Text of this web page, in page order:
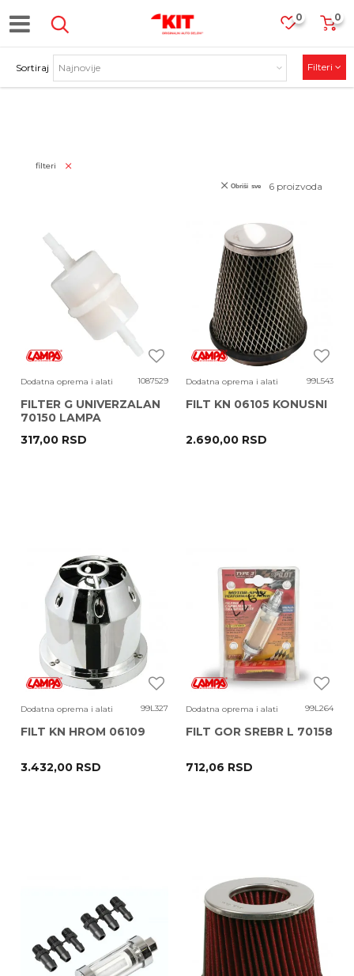
0
0
PROIZVODI
Sortiraj Filteri
filteri
6 proizvoda
Obriši sve
Dodatna oprema i alati 1087529
FILTER G UNIVERZALAN
70150 LAMPA
317,00 RSD
Dodatna oprema i alati 99L543
FILT KN 06105 KONUSNI
2.690,00 RSD
Dodatna oprema i alati 99L327
FILT KN HROM 06109
3.432,00 RSD
Dodatna oprema i alati 99L264
FILT GOR SREBR L 70158
712,06 RSD